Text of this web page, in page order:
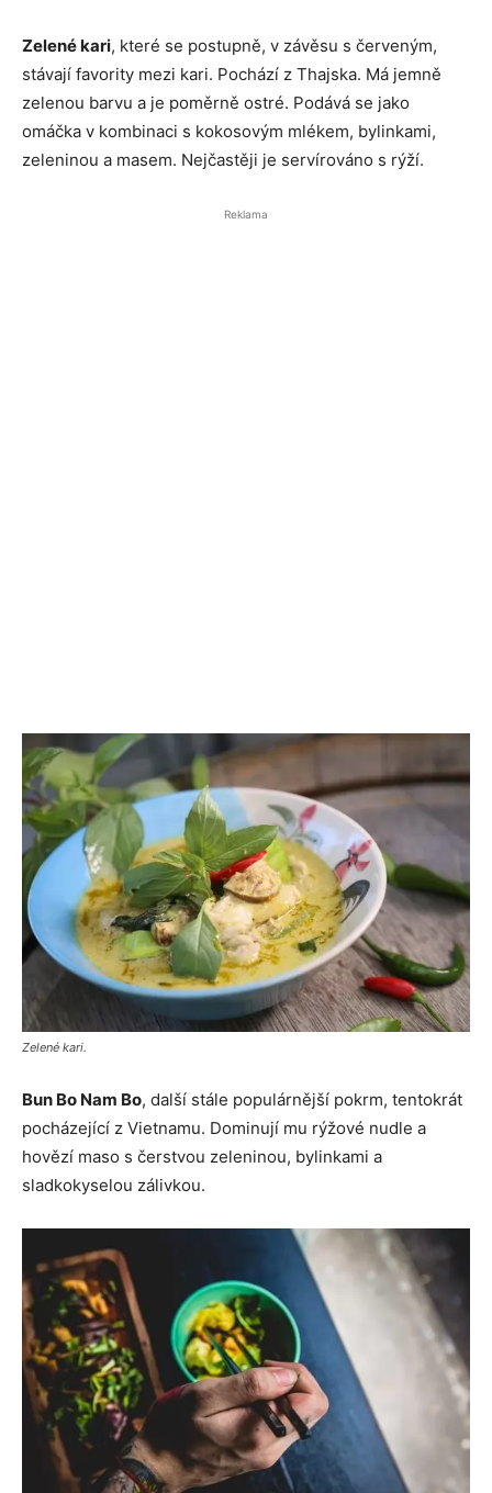
Zelené kari, které se postupně, v závěsu s červeným,
stávají favority mezi kari. Pochází z Thajska. Má jemně
zelenou barvu a je poměrně ostré. Podává se jako
omáčka v kombinaci s kokosovým mlékem, bylinkami,
zeleninou a masem. Nejčastěji je servírováno s rýží.
Reklama
Zelené kari.
Bun Bo Nam Bo, další stále populárnější pokrm, tentokrát
pocházející z Vietnamu. Dominují mu rýžové nudle a
hovězí maso s čerstvou zeleninou, bylinkami a
sladkokyselou zálivkou.